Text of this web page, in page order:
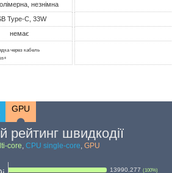
незнімна
Type-C, 33W
немає
через кабель
GPU
рейтинг швидкодії
core, CPU single-core, GPU
13990.277 (100%)